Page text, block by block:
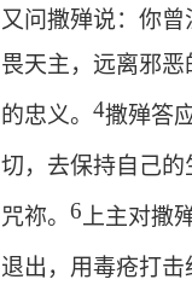
又问撒殚说：你
畏天主，远离邪
的忠义。 4撒殚答
切，去保持自己
咒祢。 6 上主对撒
退出，用毒疮打